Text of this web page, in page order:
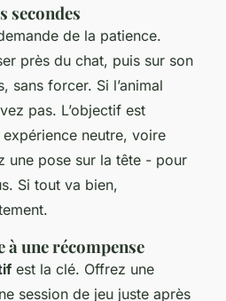
secondes
de la patience.
près du chat, puis sur son
sans forcer. Si l’animal
pas. L’objectif est
expérience neutre, voire
une pose sur la tête - pour
Si tout va bien,
à une récompense
est la clé. Offrez une
session de jeu juste après